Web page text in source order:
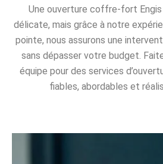
Une ouverture coffre-fort
délicate, mais grâce à notre
pointe, nous assurons une
sans dépasser votre budget.
équipe pour des services
fiables, abordables et